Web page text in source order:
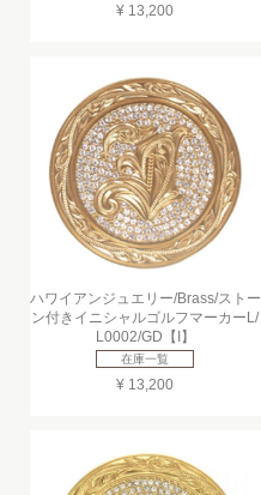
¥ 13,200
ハワイアンジュエリー/Brass/ストー
ン付きイニシャルゴルフマーカーL/
L0002/GD【I】
在庫一覧
¥ 13,200